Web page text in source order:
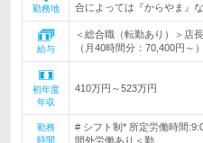
勤務地
合によっては『からやま』
給与
＜総合職（転勤あり）＞店
（月40時間分：70,400円
初年度
年収
410万円～523万円
勤務
時間
# シフト制* 所定労働時間
間外労働あり＜勤…